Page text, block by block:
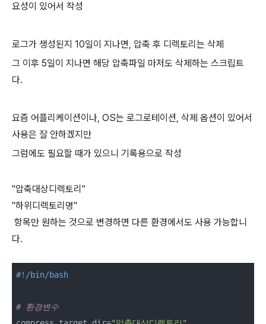
요성이 있어서 작성
로그가 생성된지 10일이 지나면, 압축 후 디렉토리는 삭제
그 이후 5일이 지나면 해당 압축파일 마저도 삭제하는 스크립트
다.
요즘 어플리케이션이나, OS는 로그로테이션, 삭제 옵션이 있어서
사용은 잘 안하겠지만
그럼에도 필요할 때가 있으니 기록용으로 작성
"압축대상디렉토리"
"하위디렉토리명"
항목만 원하는 것으로 변경하면 다른 환경에서도 사용 가능합니
다.
#!/bin/bash
# 환경변수